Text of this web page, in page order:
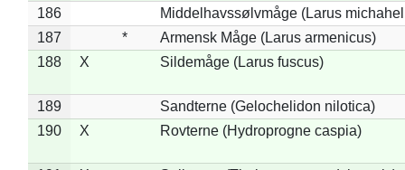
186
Middelhavssølvmåge (Larus
187
*
Armensk Måge (Larus armenicus)
188
X Sildemåge (Larus fuscus)
189
Sandterne (Gelochelidon nilotica)
190
X Rovterne (Hydroprogne caspia)